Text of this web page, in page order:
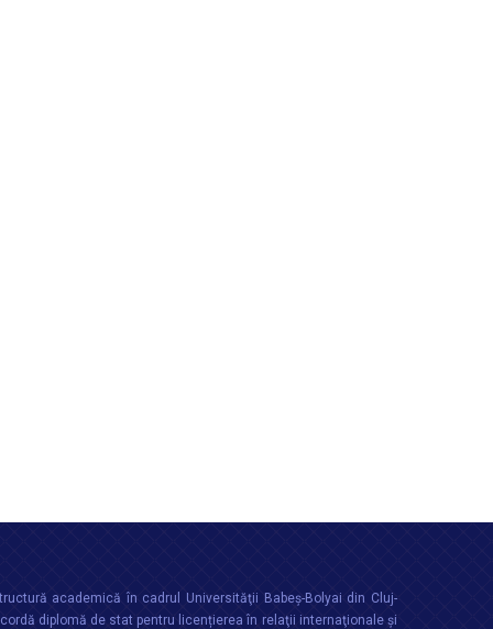
academică în cadrul Universităţii Babeș-Bolyai din Cluj-
diplomă de stat pentru licențierea în relaţii internaţionale şi